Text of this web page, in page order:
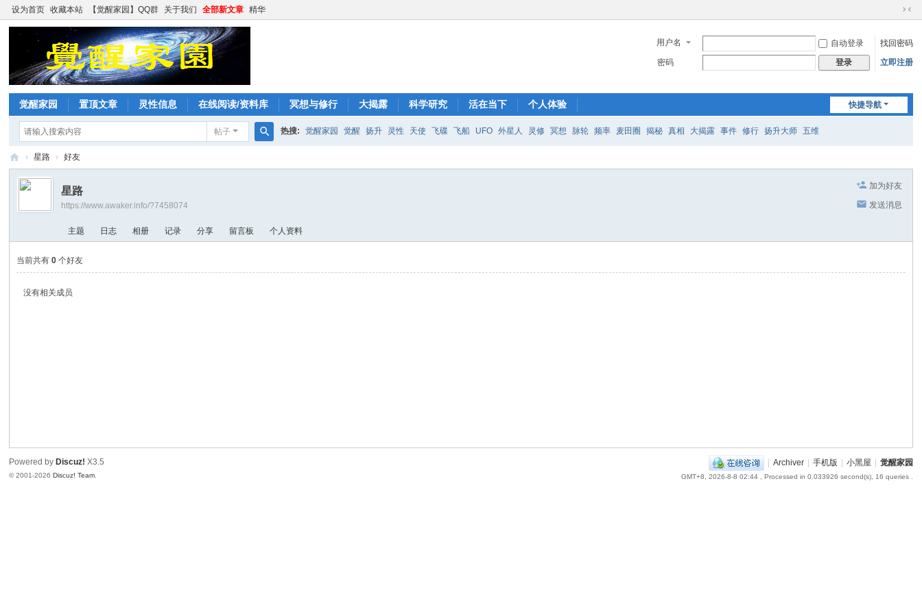
设为首页 收藏本站 【觉醒家园】QQ群 关于我们 全部新文章 精华
切
到
窄
用户名 自动登录
找回密码
密码
登录 立即注册
快捷导航
觉醒家园 置顶文章 灵性信息 在线阅读/资料库 冥想与修行 大揭露 科学研究 活在当下 个人体验
帖子
索
热搜: 觉醒家园 觉醒 扬升 灵性 天使 飞碟 飞船 UFO 外星人 灵修 冥想 脉轮 频率 麦田圈 揭秘 真相 大揭露 事件 修行 扬升大师 五维
觉
家
› 星路 › 好友
加为好友
发送消息
星路
https://www.awaker.info/?7458074
主题 日志 相册 记录 分享 留言板 个人资料
当前共有0 个好友
没有相关成员
| Archiver | 手机版 | 小黑屋 | 觉醒家园
GMT+8, 2026-8-8 02:44, Processed in 0.033926 second(s), 16 queries .
Powered by Discuz! X3.5
© 2001-2026Discuz! Team